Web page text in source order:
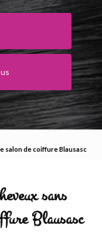
salon de coiffure Blausasc
sans
Blausasc